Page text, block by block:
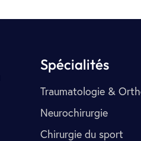
Spécialités
Traumatologie &
Neurochirurgie
Chirurgie du sport